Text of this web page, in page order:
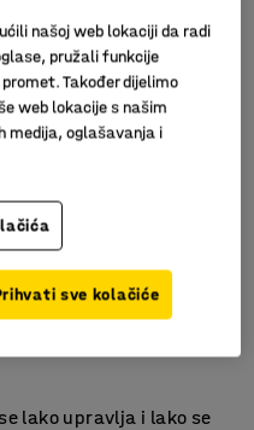
lako upravlja i lako se
našoj web lokaciji da radi
pružali funkcije
Također dijelimo
web lokacije s našim
medija, oglašavanja i
sve kolačiće